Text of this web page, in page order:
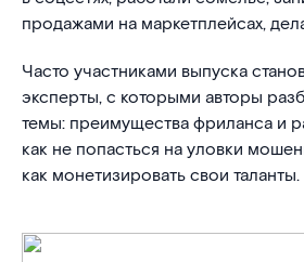
продажами на маркетплейсах,
Часто участниками выпуска
эксперты, с которыми авторы
темы: преимущества фриланса и
как не попасться на уловки
как монетизировать свои таланты.